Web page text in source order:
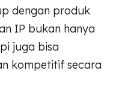
dengan produk
IP bukan hanya
juga bisa
kompetitif secara